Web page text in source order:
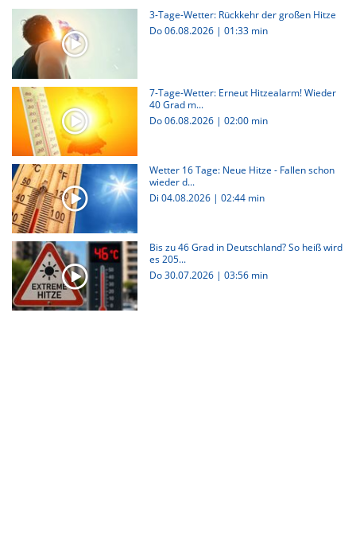
3-Tage-Wetter: Rückkehr der großen Hitze
Do 06.08.2026 | 01:33 min
7-Tage-Wetter: Erneut Hitzealarm! Wieder
40 Grad m...
Do 06.08.2026 | 02:00 min
Wetter 16 Tage: Neue Hitze - Fallen schon
wieder d...
Di 04.08.2026 | 02:44 min
Bis zu 46 Grad in Deutschland? So heiß wird
es 205...
Do 30.07.2026 | 03:56 min